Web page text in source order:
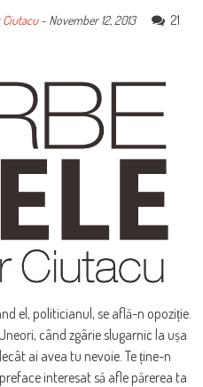
- November 12, 2013
21
el, politicianul, se află-n opoziție.
când zgârie slugarnic la ușa
ai avea tu nevoie. Te ține-n
interesat să afle părerea ta